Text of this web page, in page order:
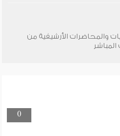
والمحاضرات الأرشيفية من
0